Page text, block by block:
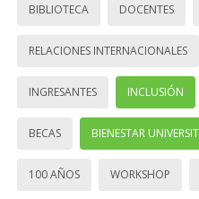
BIBLIOTECA DOCENTES
RELACIONES INTERNACIONALES
INGRESANTES INCLUSIÓN
BECAS BIENESTAR
100 AÑOS WORKSHOP